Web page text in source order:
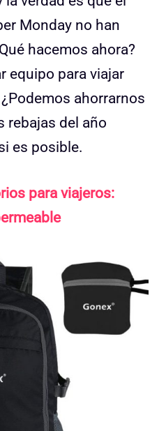
Monday no han
hacemos ahora?
equipo para viajar
ahorrarnos
rebajas del año
es posible.
para viajeros: